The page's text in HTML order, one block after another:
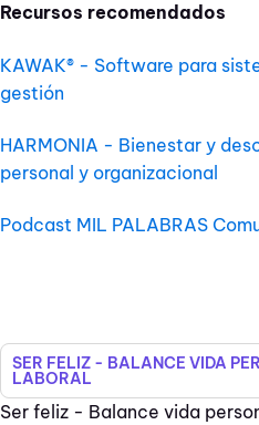
Recursos recomendados
KAWAK® - Software para
gestión
HARMONIA - Bienestar y
personal y organizacional
Podcast MIL PALABRAS
SER FELIZ - BALANCE VIDA
LABORAL
Ser feliz - Balance vida